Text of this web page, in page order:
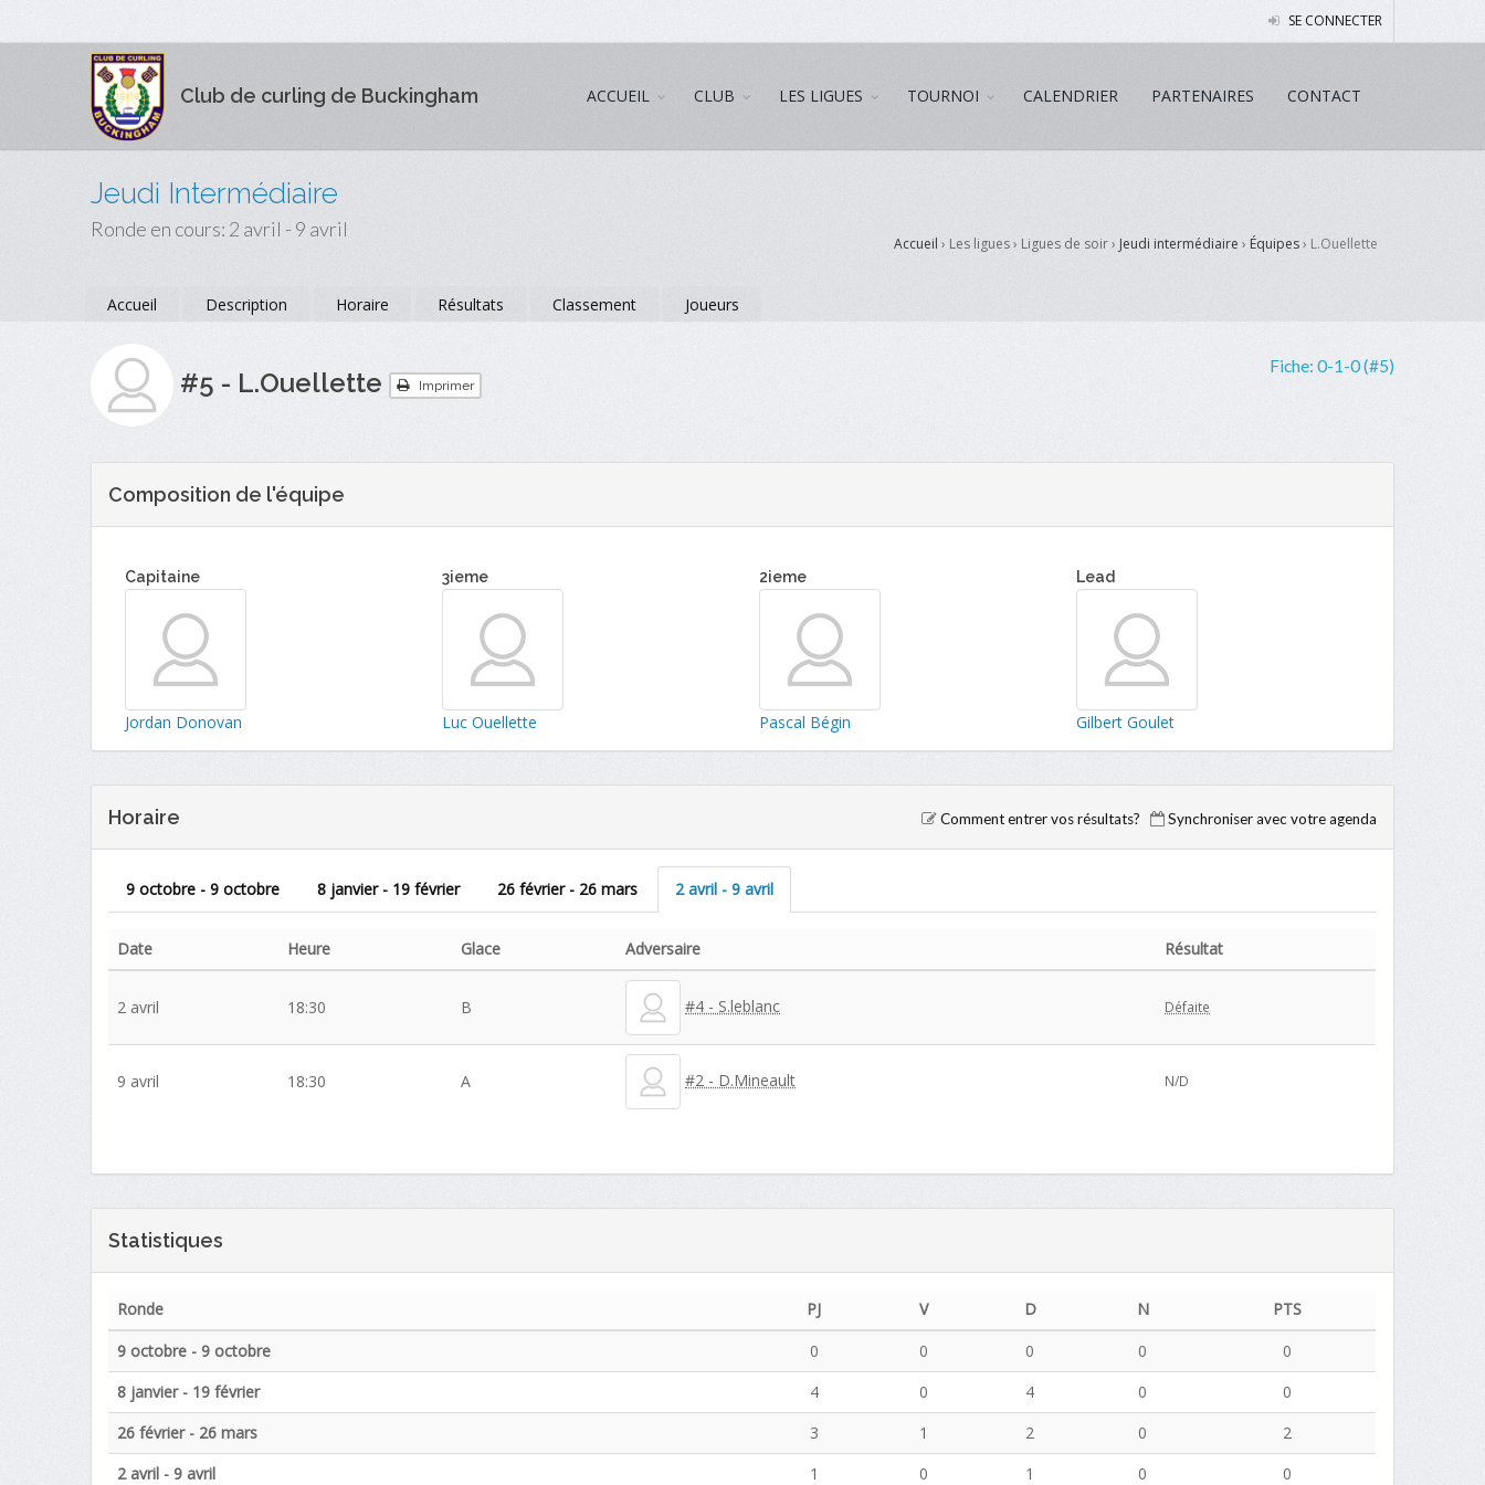
SE CONNECTER
Club de curling de Buckingham ACCUEIL CLUB LES LIGUES TOURNOI CALENDRIER PARTENAIRES CONTACT
Jeudi Intermédiaire
Ronde en cours: 2 avril - 9 avril
Accueil › Les ligues › Ligues de soir › Jeudi intermédiaire › Équipes› L.Ouellette
Accueil Description Horaire Résultats Classement Joueurs
#5 - L.Ouellette Imprimer
Fiche: 0-1-0 (#5)
Composition de l'équipe
Capitaine
Jordan Donovan
3ieme
Luc Ouellette
2ieme
Pascal Bégin
Lead
Gilbert Goulet
Horaire Comment entrer vos résultats? Synchroniser avec votre agenda
9 octobre - 9 octobre 8 janvier - 19 février 26 février - 26 mars 2 avril - 9 avril
Date Heure Glace Adversaire Résultat
2 avril 18:30 B #4 - S.leblanc Défaite
9 avril 18:30 A #2 - D.Mineault N/D
Statistiques
Ronde PJ V D N
PTS
9 octobre - 9 octobre
0 0 0 0
0
8 janvier - 19 février
4 0 4 0
0
26 février - 26 mars
3 1 2 0
2
2 avril - 9 avril
1 0 1 0 0